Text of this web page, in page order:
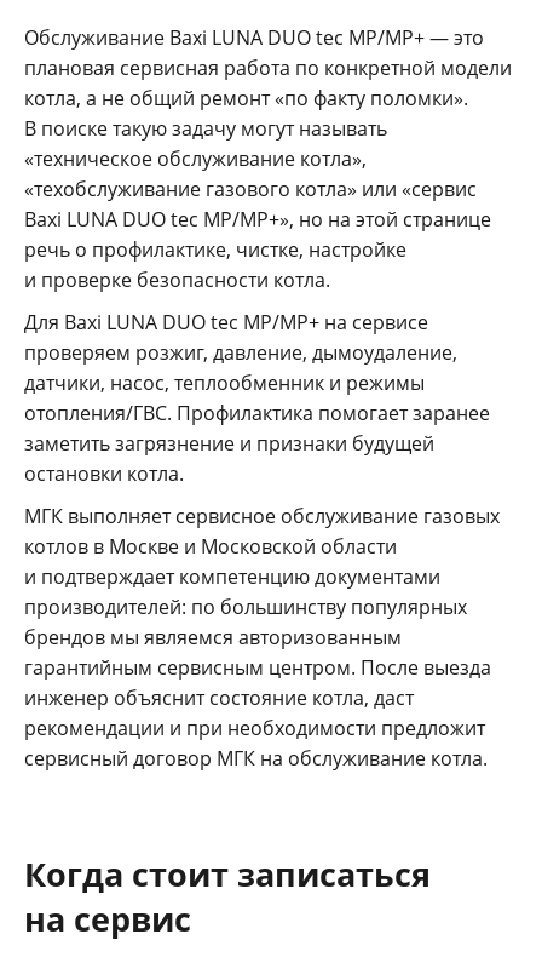
Обслуживание Baxi LUNA DUO tec MP/MP+ — это
плановая сервисная работа по конкретной модели
котла, а не общий ремонт «по факту поломки».
В поиске такую задачу могут называть
«техническое обслуживание котла»,
«техобслуживание газового котла» или «сервис
Baxi LUNA DUO tec MP/MP+», но на этой странице
речь о профилактике, чистке, настройке
и проверке безопасности котла.
Для Baxi LUNA DUO tec MP/MP+ на сервисе
проверяем розжиг, давление, дымоудаление,
датчики, насос, теплообменник и режимы
отопления/ГВС. Профилактика помогает заранее
заметить загрязнение и признаки будущей
остановки котла.
МГК выполняет сервисное обслуживание газовых
котлов в Москве и Московской области
и подтверждает компетенцию документами
производителей: по большинству популярных
брендов мы являемся авторизованным
гарантийным сервисным центром. После выезда
инженер объяснит состояние котла, даст
рекомендации и при необходимости предложит
сервисный договор МГК на обслуживание котла.
Когда стоит записаться
на сервис